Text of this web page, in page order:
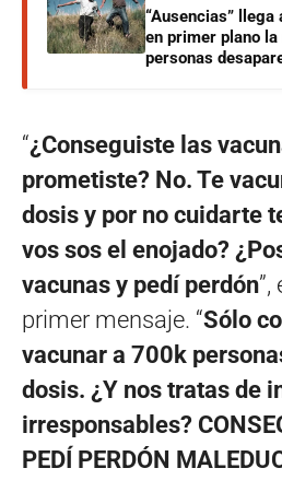
“Ausencias” llega
en primer plano
personas
“¿Conseguiste las
prometiste? No. Te
dosis y por no cuidarte
vos sos el enojado?
vacunas y pedí perdón
primer mensaje. “Sólo
vacunar a 700k
dosis. ¿Y nos tratas de
irresponsables?
PEDÍ PERDÓN